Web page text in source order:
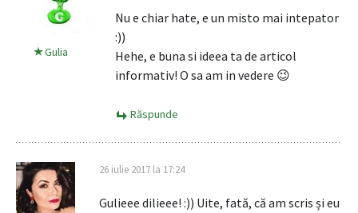
Gulia
Nu e chiar hate, e un misto mai intepator
:))
Hehe, e buna si ideea ta de articol
informativ! O sa am in vedere 😉
Răspunde
26 iulie 2017 la 17:24
Gulieee dilieee! :)) Uite, fată, că am scris și eu